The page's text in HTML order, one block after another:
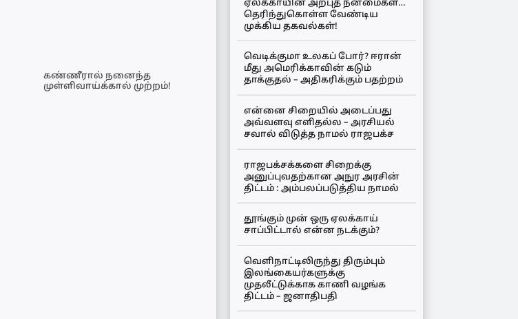
கண்ணீரால் நனைந்த
முள்ளிவாய்க்கால் முற்றம்!
ஏலக்காயின் அற்புத நன்மைகள்…
தெரிந்துகொள்ள வேண்டிய
முக்கிய தகவல்கள்!
வெடிக்குமா உலகப் போர்? ஈரான்
மீது அமெரிக்காவின் கடும்
தாக்குதல் – அதிகரிக்கும் பதற்றம்
என்னை சிறையில் அடைப்பது
அவ்வளவு எளிதல்ல – அரசியல்
சவால் விடுத்த நாமல் ராஜபக்ச
ராஜபக்சக்களை சிறைக்கு
அனுப்புவதற்கான அநுர அரசின்
திட்டம் : அம்பலப்படுத்திய நாமல்
தூங்கும் முன் ஒரு ஏலக்காய்
சாப்பிட்டால் என்ன நடக்கும்?
வெளிநாட்டிலிருந்து திரும்பும்
இலங்கையர்களுக்கு
முதலீட்டுக்காக காணி வழங்க
திட்டம் – ஜனாதிபதி